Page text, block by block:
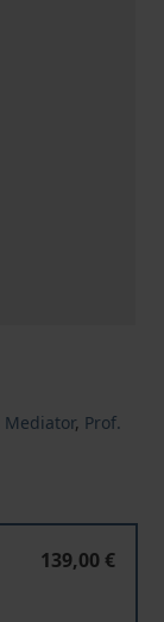
Mediator, Prof.
139,00 €